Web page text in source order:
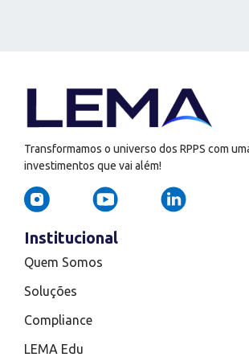
Transformamos o universo dos RPPS com
investimentos que vai além!
Institucional
Quem Somos
Soluções
Compliance
LEMA Edu